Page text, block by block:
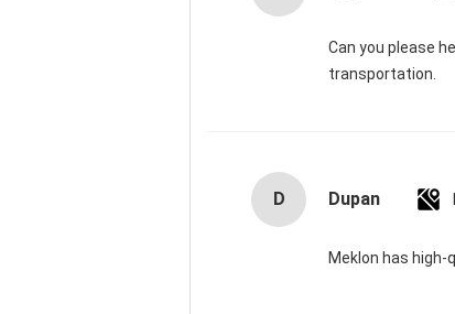
Can you please
transportation.
D Dupan
Meklon has